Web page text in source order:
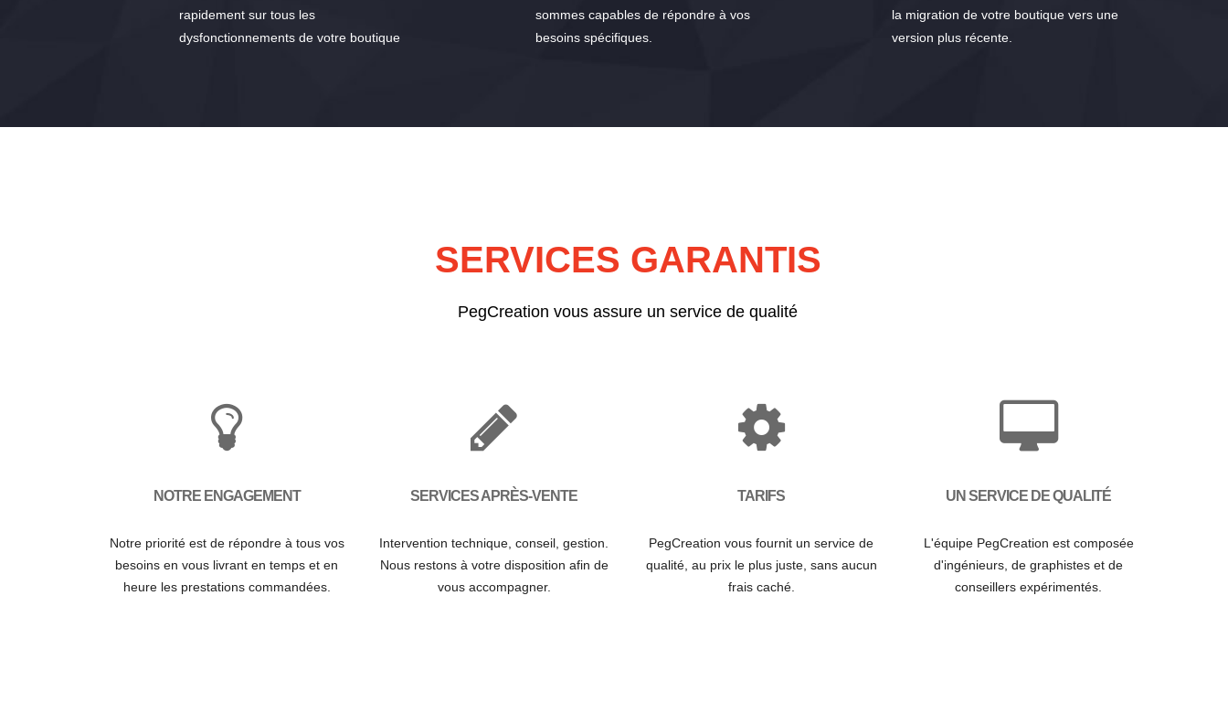
rapidement sur tous les
dysfonctionnements de votre boutique
sommes capables de répondre à vos
besoins spécifiques.
la migration de votre boutique vers une
version plus récente.
SERVICES GARANTIS
PegCreation vous assure un service de qualité
NOTRE ENGAGEMENT
Notre priorité est de répondre à tous vos
besoins en vous livrant en temps et en
heure les prestations commandées.
SERVICES APRÈS-VENTE
Intervention technique, conseil, gestion.
Nous restons à votre disposition afin de
vous accompagner.
TARIFS
PegCreation vous fournit un service de
qualité, au prix le plus juste, sans aucun
frais caché.
UN SERVICE DE QUALITÉ
L'équipe PegCreation est composée
d'ingénieurs, de graphistes et de
conseillers expérimentés.